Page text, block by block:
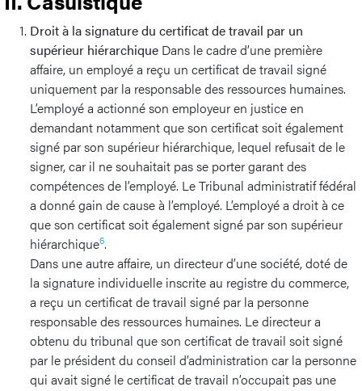
Droit à la signature du certificat de travail par un
supérieur hiérarchique Dans le cadre d’une première
affaire, un employé a reçu un certificat de travail signé
uniquement par la responsable des ressources humaines.
L’employé a actionné son employeur en justice en
demandant notamment que son certificat soit également
signé par son supérieur hiérarchique, lequel refusait de le
signer, car il ne souhaitait pas se porter garant des
compétences de l’employé. Le Tribunal administratif fédéral
a donné gain de cause à l’employé. L’employé a droit à ce
que son certificat soit également signé par son supérieur
hiérarchique6.
Dans une autre affaire, un directeur d’une société, doté de
la signature individuelle inscrite au registre du commerce,
a reçu un certificat de travail signé par la personne
responsable des ressources humaines. Le directeur a
obtenu du tribunal que son certificat de travail soit signé
par le président du conseil d’administration car la personne
qui avait signé le certificat de travail n’occupait pas une